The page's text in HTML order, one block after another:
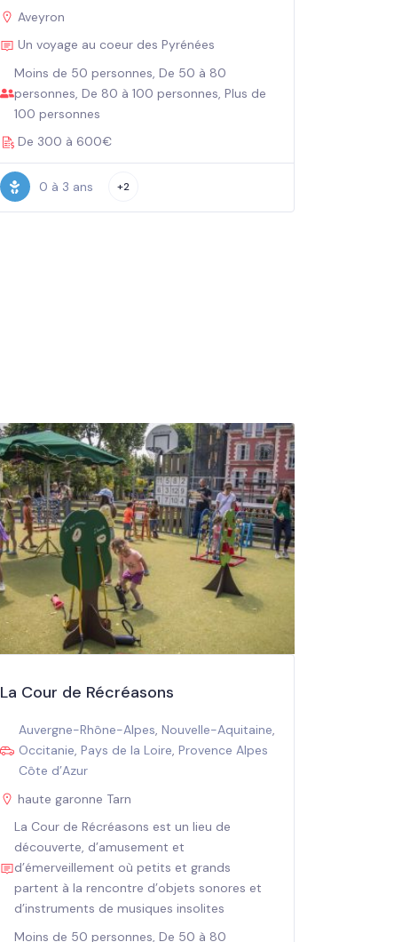
Aveyron
Un voyage au coeur des Pyrénées
Moins de 50 personnes, De 50 à 80
personnes, De 80 à 100 personnes, Plus de
100 personnes
De 300 à 600€
0 à 3 ans +2
La Cour de Récréasons
Auvergne-Rhône-Alpes, Nouvelle-Aquitaine,
Occitanie, Pays de la Loire, Provence Alpes
Côte d’Azur
haute garonne Tarn
La Cour de Récréasons est un lieu de
découverte, d’amusement et
d’émerveillement où petits et grands
partent à la rencontre d’objets sonores et
d’instruments de musiques insolites
Moins de 50 personnes, De 50 à 80